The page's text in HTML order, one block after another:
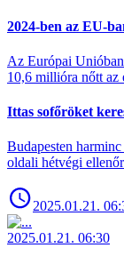
2024-ben az EU-
Az Európai
10,6 millióra nőtt az
Ittas sofőröket
Budapesten
oldali hétvégi
2025.01.21.
2025.01.21. 06:30